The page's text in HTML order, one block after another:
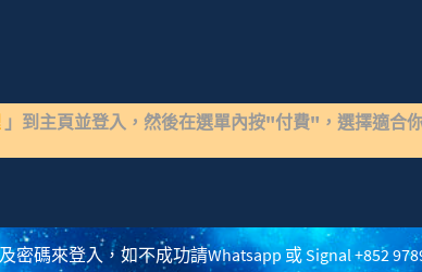
」到主頁並登入，然後在選單內按"付費"，選擇適合
碼來登入，如不成功請Whatsapp 或 Signal +852